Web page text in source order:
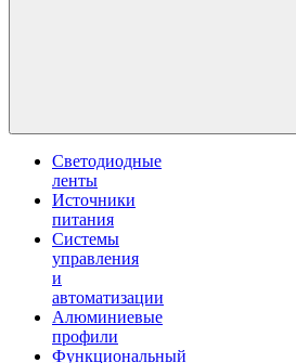
Светодиодные
ленты
Источники
питания
Системы
управления
и
автоматизации
Алюминиевые
профили
Функциональный